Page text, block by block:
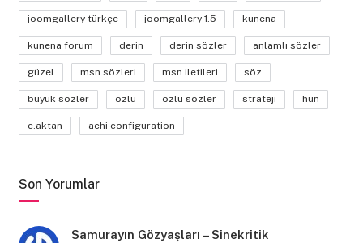
joomgallery türkçe joomgallery 1.5 kunena
kunena forum derin derin sözler anlamlı sözler
güzel msn sözleri msn iletileri söz
büyük sözler özlü özlü sözler strateji hun
c.aktan achi configuration
Son Yorumlar
Samurayın Gözyaşları – Sinekritik